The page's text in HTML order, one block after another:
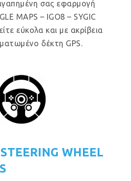
σας εφαρμογή
MAPS – IGO8 – SYGIC
εύκολα και με ακρίβεια
δέκτη GPS.
WHEEL